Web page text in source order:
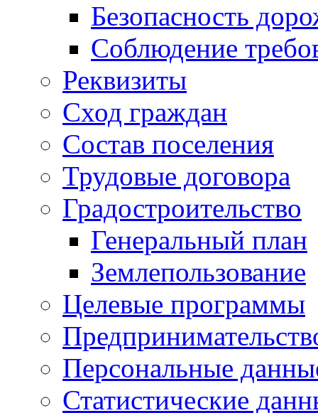
Безопасность
Соблюдение
Реквизиты
Сход граждан
Состав поселения
Трудовые договора
Градостроительство
Генеральный план
Землепользование
Целевые программы
Персональные
Статистические